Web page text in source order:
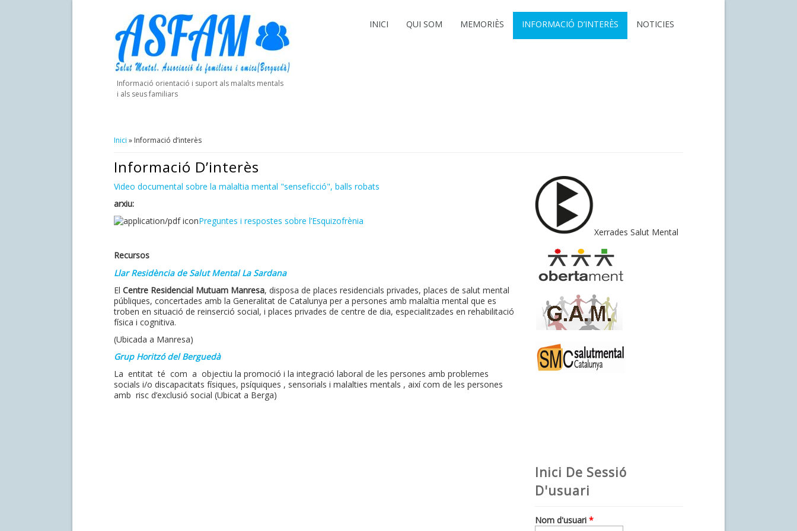
Informació orientació i suport als malalts mentals
i als seus familiars
INICI QUI SOM MEMORIÈS INFORMACIÓ D’INTERÈS NOTICIES
Inici » Informació d’interès
Informació D’interès
Video documental sobre la malaltia mental "senseficció", balls robats
arxiu:
Preguntes i respostes sobre l’Esquizofrènia
Recursos
Llar Residència de Salut Mental La Sardana
El Centre Residencial Mutuam Manresa, disposa de places residencials privades, places de salut mental
públiques, concertades amb la Generalitat de Catalunya per a persones amb malaltia mental que es
troben en situació de reinserció social, i places privades de centre de dia, especialitzades en rehabilitació
física i cognitiva.
(Ubicada a Manresa)
Grup Horitzó del Berguedà
La entitat té com a objectiu la promoció i la integració laboral de les persones amb problemes
socials i/o discapacitats físiques, psíquiques , sensorials i malalties mentals , així com de les persones
amb risc d’exclusió social (Ubicat a Berga)
Xerrades Salut Mental
Inici De Sessió
D'usuari
Nom d'usuari *